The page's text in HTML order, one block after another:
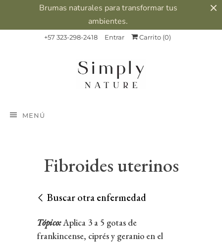
Brumas naturales para transformar tus
ambientes.
+57 323-298-2418 Entrar Carrito (0)
MENÚ
Fibroides uterinos
Buscar otra enfermedad
Tópico: Aplica 3 a 5 gotas de
frankincense, ciprés y geranio en el